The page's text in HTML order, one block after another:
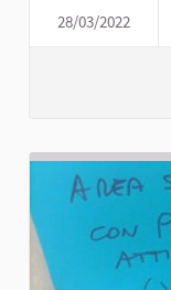
28/03/2022